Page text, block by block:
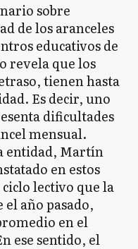
la Cruz
sobre
de los aranceles
educativos de
revela que los
tienen hasta
Es decir, uno
dificultades
mensual.
entidad, Martín
en estos
lectivo que la
el año pasado,
en el
ese sentido, el